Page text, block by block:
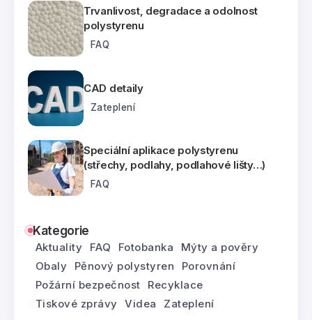
Trvanlivost, degradace a odolnost
polystyrenu
FAQ
CAD detaily
Zateplení
Speciální aplikace polystyrenu
(střechy, podlahy, podlahové lišty…)
FAQ
Kategorie
Aktuality FAQ Fotobanka
Mýty a pověry
Obaly
Pěnový polystyren
Porovnání
Požární bezpečnost
Recyklace
Tiskové zprávy
Videa Zateplení